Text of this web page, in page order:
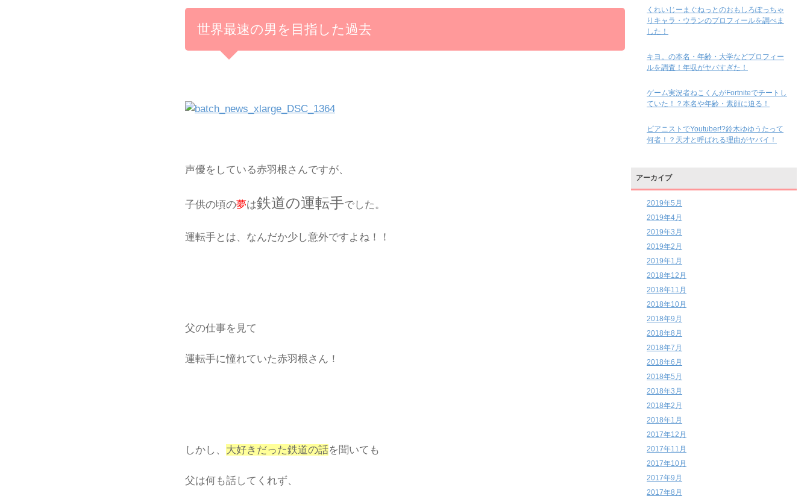
世界最速の男を目指した過去
声優をしている赤羽根さんですが、
子供の頃の夢は鉄道の運転手でした。
運転手とは、なんだか少し意外ですよね！！
父の仕事を見て
運転手に憧れていた赤羽根さん！
しかし、 大好きだった鉄道の話を聞いても
父は何も話してくれず、
くれいじーまぐねっとのおもしろぽっちゃ
りキャラ・ウランのプロフィールを調べま
した！
キヨ。の本名・年齢・大学などプロフィー
ルを調査！年収がヤバすぎた！
ゲーム実況者ねこくんがFortniteでチートし
ていた！？本名や年齢・素顔に迫る！
ピアニストでYoutuber!?鈴木ゆゆうたって
何者！？天才と呼ばれる理由がヤバイ！
アーカイブ
2019年5月
2019年4月
2019年3月
2019年2月
2019年1月
2018年12月
2018年11月
2018年10月
2018年9月
2018年8月
2018年7月
2018年6月
2018年5月
2018年3月
2018年2月
2018年1月
2017年12月
2017年11月
2017年10月
2017年9月
2017年8月